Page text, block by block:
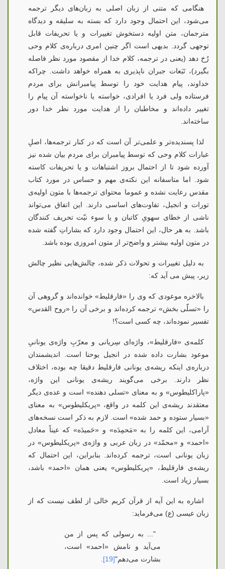
هنگامی که متنی از زبان اصلی به زبان‌های دیگر ترجمه
می‌شود، این احتمال وجود دارد که بسته به سلیقه و دیدگاه
مترجمان، متن اولیه دستخوش تغییرات و یا تحریفات قابل
توجهی گردد. بدیهی است اگر چنین امری درباره‌ی کلام وحی
رُخ دهد (یعنی در ترجمه، کلام خدا از مقصود مورد نظر فاصله
بگیرد)، تَبَعات جبران ناپذیری به همراه خواهد داشت. چراکه
خداوند، پیام هدایت خود را توسط پیامبرانش برای مردم
فرستاده ولی فرد یا افرادی، خواسته یا ناخواسته آن پیام را
تغییر داده‌اند و مخاطبان را از هدایت مورد نظر خدا دور
ساخته‌اند.
لذا پسندیده‌تر و علمی‌تر آن است که در کنار ترجمه‌ها، اصلِ
عبارات کلام وحی که توسط پیامبران برای مردم بیان شده نیز
آورده شود تا از احتمال بروز اشتباهات و یا تحریفات کاسته
شود. اما متاسفانه این نکته‌ی مهم و حساس در مورد کتاب
مقدس رعایت نشده و عموما محتوای ترجمه‌ها با متون اولیه‌ی
تورات و انجیل، تفاوت‌های اساسی دارند. این اتفاق می‌تواند
ناشی از خطای سهویِ کاتبان و یا سوء نیّت تحریف کنندگان
باشد. به هر حال، این احتمال وجود دارد که بشاراتِ گفته شده
در متون اولیه بیشتر و واضح‌تر از متون امروزی بوده باشد.
به دلیل تغییرات و تحولات ذکر شده، چالش‌هایی نظیر چالش
زیر، پیش می آید که:
بالاخره موعودی که وی را «فارقلیط» خوانده‌اند و گروهی آن
را «تسلّی بخش» ترجمه کرده‌اند و برخی آن را «روح القدس»
تفسیر نموده‌اند، چه کسی است؟!
کلمه‌ی «فارقلیط»، واژه‌ای سِریانی و معرّبِ واژه‌ی یونانیِ
موعود بشارت داده شده در انجیل یوحنا است. اندیشمندان
درباره‌ی اینکه ریشه‌ی یونانی فارقلیط دقیقا چه بوده، اختلاف
نظر دارند. برخی می‌گویند ریشه‌ی یونانی این واژه،
«پاراکلیطوس» و به معنای «تسلی دهنده» است و عده‌ی دیگر
معتقدند ریشه‌ی این کلمه در واقع، «پریکلیطوس» به معنای
«بسیار ستوده و حمد شده» است. لازم به ذکر است نسخه‌های
آرامی، این کلمه را به «مَحمِدَه» و «حَمیدَه» كه عیناً معادل
«احمد» و «محمّد» در زبان عربی و واژه‌ی «پریکلیطوس» در
زبان یونانی است، ترجمه کرده‌اند. بنابراین، این احتمال که
ریشه‌ی فارقلیط، «پریکلیطوس» یعنی همان «احمد» باشد،
بسیار زیاد است.
اشاره به این آیه از قرآن کریم خالی از لطف نیست که از
زبان عیسی (ع) می‌فرماید:
"... به رسولی که پس از من
می‌آید و نامش «احمد» است،
بشارت می‌دهم"[19]